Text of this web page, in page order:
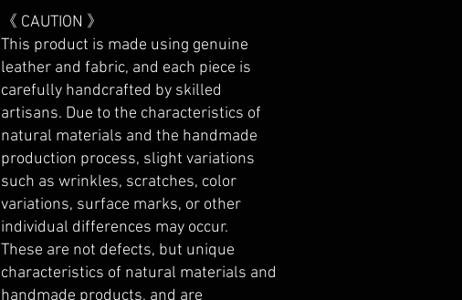
《 CAUTION 》
This product is made using genuine
leather and fabric, and each piece is
carefully handcrafted by skilled
artisans. Due to the characteristics of
natural materials and the handmade
production process, slight variations
such as wrinkles, scratches, color
variations, surface marks, or other
individual differences may occur.
These are not defects, but unique
characteristics of natural materials and
handmade products, and are